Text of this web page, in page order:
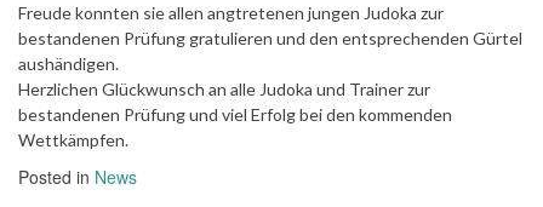
Freude konnten sie allen angtretenen jungen Judoka zur
bestandenen Prüfung gratulieren und den entsprechenden Gürtel
aushändigen.
Herzlichen Glückwunsch an alle Judoka und Trainer zur
bestandenen Prüfung und viel Erfolg bei den kommenden
Wettkämpfen.
Posted in News